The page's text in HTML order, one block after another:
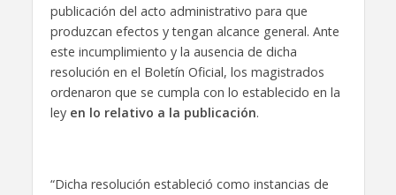
publicación del acto administrativo para que
produzcan efectos y tengan alcance general. Ante
este incumplimiento y la ausencia de dicha
resolución en el Boletín Oficial, los magistrados
ordenaron que se cumpla con lo establecido en la
ley en lo relativo a la publicación.
“Dicha resolución estableció como instancias de